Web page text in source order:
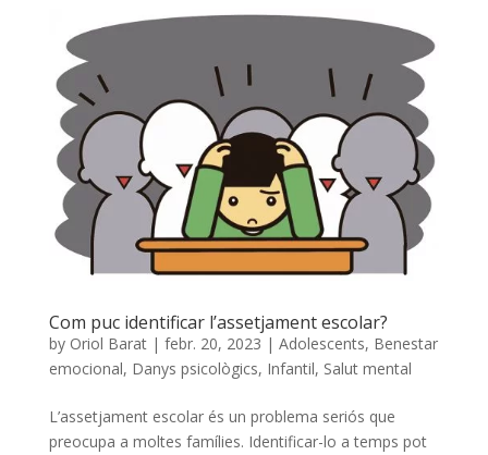
Com puc identificar l’assetjament escolar?
by Oriol Barat| febr. 20, 2023 | Adolescents, Benestar
emocional, Danys psicològics, Infantil, Salut mental
L’assetjament escolar és un problema seriós que
preocupa a moltes famílies. Identificar-lo a temps pot